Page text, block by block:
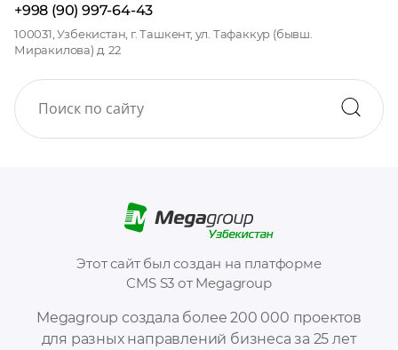
Megagroup создала более 200 000 проектов
для разных направлений бизнеса за 25 лет
Этот сайт был создан на платформе
CMS S3 от Megagroup
+998 (90) 997-64-43
100031, Узбекистан, г. Ташкент, ул. Тафаккур (бывш.
Миракилова) д. 22